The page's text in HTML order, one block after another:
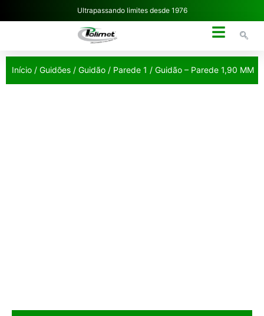
Ultrapassando limites desde 1976
Início / Guidões / Guidão / Parede 1 / Guidão – Parede 1,90 MM